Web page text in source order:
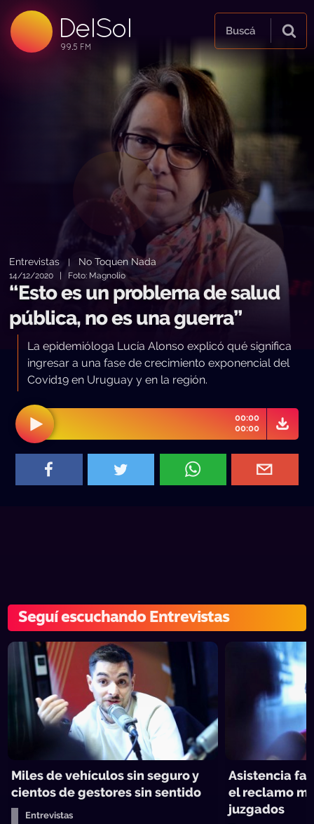
DelSol
99.5 FM
99.5 FM
99.5 FM
Buscá
Entrevistas No Toquen Nada
14/12/2020 | Foto: Magnolio
“Esto es un problema de salud
pública, no es una guerra”
La epidemióloga Lucía Alonso explicó qué significa
ingresar a una fase de crecimiento exponencial del
Covid19 en Uruguay y en la región.
00:00
00:00
Seguí escuchando Entrevistas
Miles de vehículos sin seguro y
cientos de gestores sin sentido
Entrevistas
Asistencia
el reclamo
juzgados